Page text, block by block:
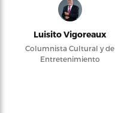
Luisito Vigoreaux
Columnista Cultural y de
Entretenimiento